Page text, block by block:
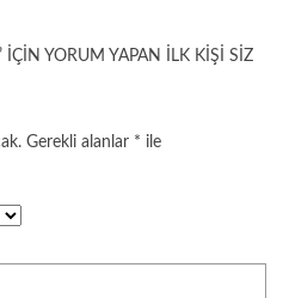
YORUM YAPAN ILK KIŞI SIZ
Gerekli alanlar * ile